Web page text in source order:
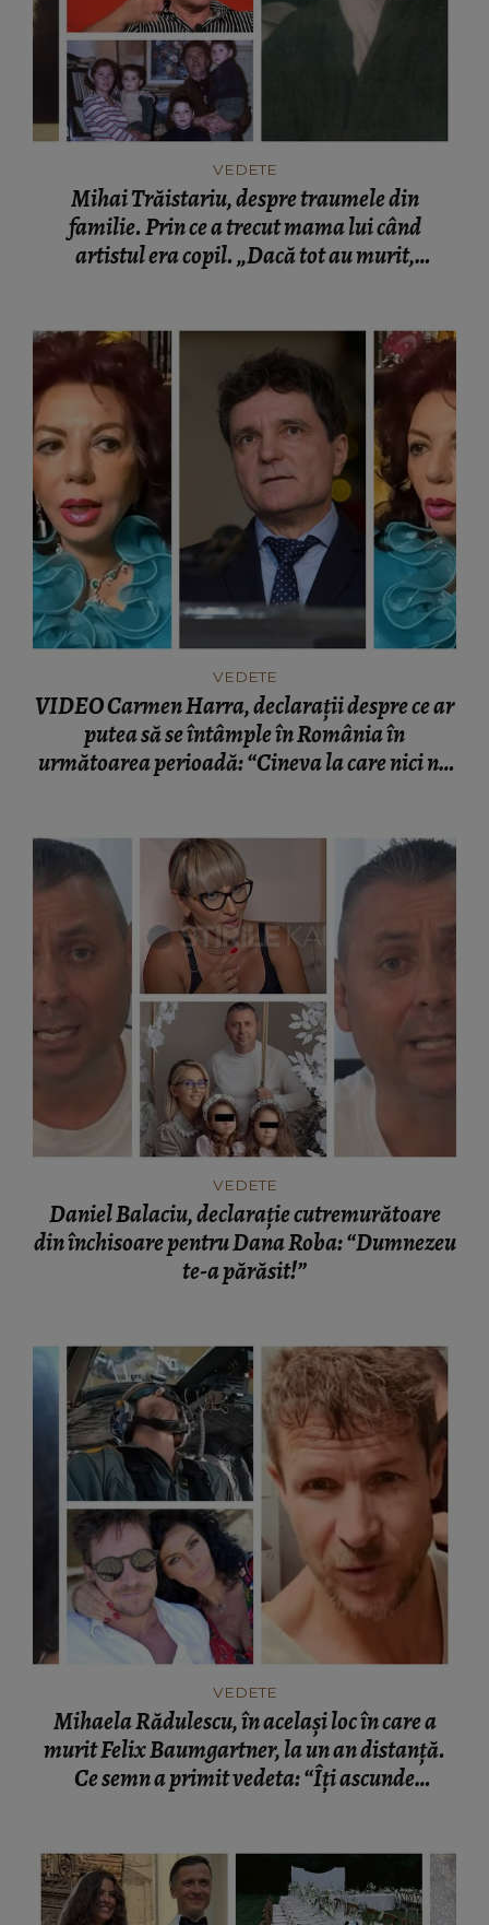
VEDETE
Mihai Trăistariu, despre traumele din
familie. Prin ce a trecut mama lui când
artistul era copil. „Dacă tot au murit,
VEDETE
VIDEO Carmen Harra, declarații despre ce ar
putea să se întâmple în România în
următoarea perioadă: “Cineva la care nici nu
VEDETE
Daniel Balaciu, declarație cutremurătoare
din închisoare pentru Dana Roba: “Dumnezeu
te-a părăsit!”
VEDETE
Mihaela Rădulescu, în același loc în care a
murit Felix Baumgartner, la un an distanță.
Ce semn a primit vedeta: “Îți ascunde